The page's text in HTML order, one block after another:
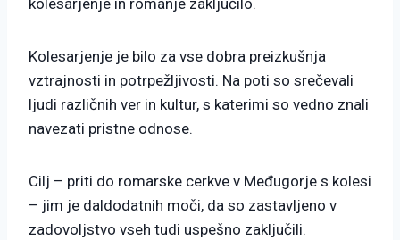
kolesarjenje in romanje zaključilo.
Kolesarjenje je bilo za vse dobra preizkušnja
vztrajnosti in potrpežljivosti. Na poti so srečevali
ljudi različnih ver in kultur, s katerimi so vedno znali
navezati pristne odnose.
Cilj – priti do romarske cerkve v Međugorje s kolesi
– jim je daldodatnih moči, da so zastavljeno v
zadovoljstvo vseh tudi uspešno zaključili.